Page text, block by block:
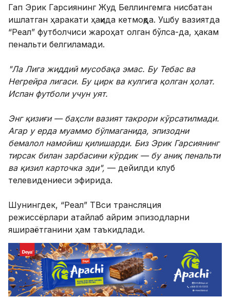
Гап Эрик Гарсиянинг Жуд Беллингемга нисбатан
ишлатган ҳаракати ҳақида кетмоқда. Ушбу вазиятда
“Реал” футболчиси жароҳат олган бўлса-да, ҳакам
пенальти белгиламади.
"Ла Лига жиддий мусобақа эмас. Бу Тебас ва
Негрейра лигаси. Бу цирк ва кулгига қолган ҳолат.
Испан футболи учун уят.
Энг қизиғи — баҳсли вазият такрори кўрсатилмади.
Агар у ерда муаммо бўлмаганида, эпизодни
бемалол намойиш қилишарди. Биз Эрик Гарсиянинг
тирсак билан зарбасини кўрдик — бу аниқ пенальти
ва қизил карточка эди", — дейилди клуб
телевидениеси эфирида.
Шунингдек, “Реал” ТВси трансляция
режиссёрлари атайлаб айрим эпизодларни
яшираётганини ҳам таъкидлади.